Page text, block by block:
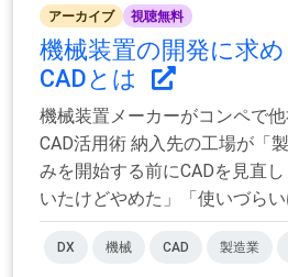
アーカイブ 視聴無料
機械装置の開発に求
CADとは
機械装置メーカーがコンペで
CAD活用術 納入先の工場が「
みを開始する前にCADを見直
いたけどやめた」「使いづらい
DX 機械 CAD 製造業